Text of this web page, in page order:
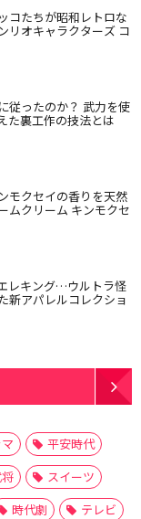
コたちが昭和レトロな
リオキャラクターズ コ
従ったのか？ 武力を使
た裏工作の技法とは
モクセイの香りを天然
ムクリーム キンモクセ
レキング…ウルトラ怪
新アパレルコレクショ
平安時代
スイーツ
時代劇
テレビ